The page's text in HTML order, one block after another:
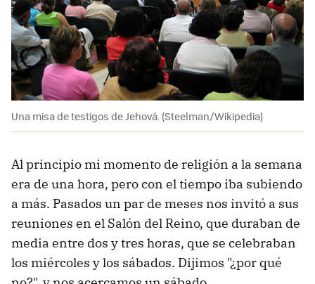
Una misa de testigos de Jehová. (Steelman/Wikipedia)
Al principio mi momento de religión a la semana
era de una hora, pero con el tiempo iba subiendo
a más. Pasados un par de meses nos invitó a sus
reuniones en el Salón del Reino, que duraban de
media entre dos y tres horas, que se celebraban
los miércoles y los sábados. Dijimos "¿por qué